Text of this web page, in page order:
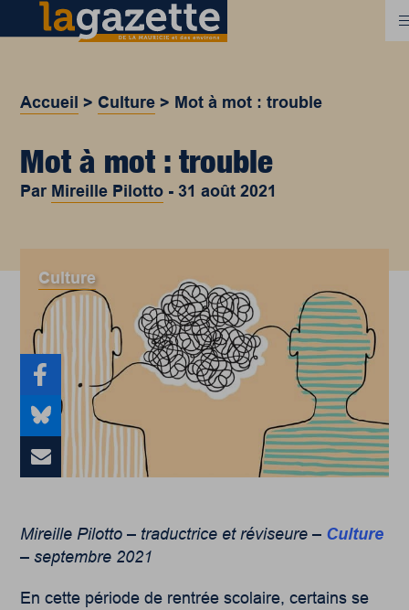
Accueil > Culture > Mot à mot : trouble
Mot à mot : trouble
Par Mireille Pilotto -31 août 2021
Culture
Mireille Pilotto – traductrice et réviseure – Culture
– septembre 2021
En cette période de rentrée scolaire, certains se